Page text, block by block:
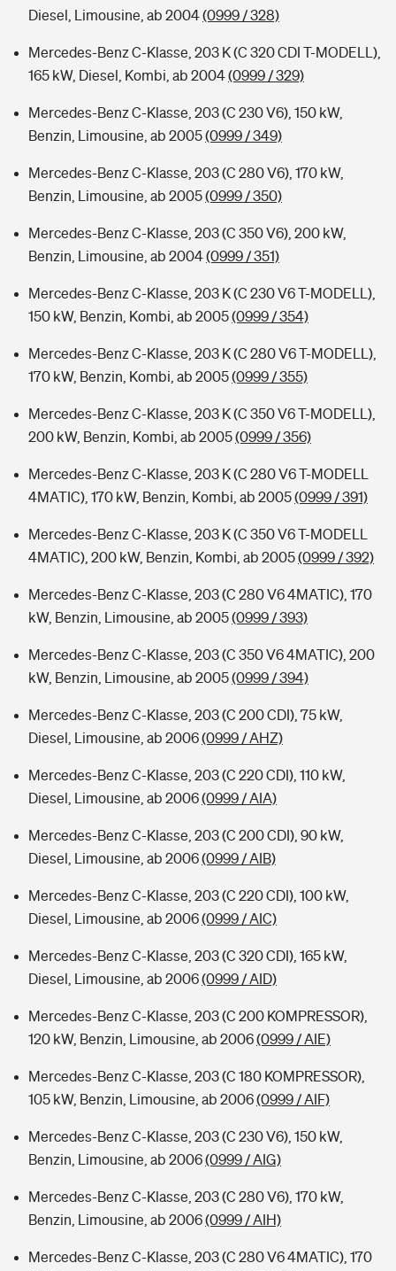
Diesel, Limousine, ab 2004(0999 / 328)
Mercedes-Benz C-Klasse, 203 K (C 320 CDI T-MODELL),
165 kW, Diesel, Kombi, ab 2004(0999 / 329)
Mercedes-Benz C-Klasse, 203 (C 230 V6), 150 kW,
Benzin, Limousine, ab 2005(0999 / 349)
Mercedes-Benz C-Klasse, 203 (C 280 V6), 170 kW,
Benzin, Limousine, ab 2005(0999 / 350)
Mercedes-Benz C-Klasse, 203 (C 350 V6), 200 kW,
Benzin, Limousine, ab 2004(0999 / 351)
Mercedes-Benz C-Klasse, 203 K (C 230 V6 T-MODELL),
150 kW, Benzin, Kombi, ab 2005(0999 / 354)
Mercedes-Benz C-Klasse, 203 K (C 280 V6 T-MODELL),
170 kW, Benzin, Kombi, ab 2005(0999 / 355)
Mercedes-Benz C-Klasse, 203 K (C 350 V6 T-MODELL),
200 kW, Benzin, Kombi, ab 2005(0999 / 356)
Mercedes-Benz C-Klasse, 203 K (C 280 V6 T-MODELL
4MATIC), 170 kW, Benzin, Kombi, ab 2005(0999 / 391)
Mercedes-Benz C-Klasse, 203 K (C 350 V6 T-MODELL
4MATIC), 200 kW, Benzin, Kombi, ab 2005(0999 / 392)
Mercedes-Benz C-Klasse, 203 (C 280 V6 4MATIC), 170
kW, Benzin, Limousine, ab 2005(0999 / 393)
Mercedes-Benz C-Klasse, 203 (C 350 V6 4MATIC), 200
kW, Benzin, Limousine, ab 2005(0999 / 394)
Mercedes-Benz C-Klasse, 203 (C 200 CDI), 75 kW,
Diesel, Limousine, ab 2006(0999 / AHZ)
Mercedes-Benz C-Klasse, 203 (C 220 CDI), 110 kW,
Diesel, Limousine, ab 2006(0999 / AIA)
Mercedes-Benz C-Klasse, 203 (C 200 CDI), 90 kW,
Diesel, Limousine, ab 2006(0999 / AIB)
Mercedes-Benz C-Klasse, 203 (C 220 CDI), 100 kW,
Diesel, Limousine, ab 2006(0999 / AIC)
Mercedes-Benz C-Klasse, 203 (C 320 CDI), 165 kW,
Diesel, Limousine, ab 2006(0999 / AID)
Mercedes-Benz C-Klasse, 203 (C 200 KOMPRESSOR),
120 kW, Benzin, Limousine, ab 2006(0999 / AIE)
Mercedes-Benz C-Klasse, 203 (C 180 KOMPRESSOR),
105 kW, Benzin, Limousine, ab 2006(0999 / AIF)
Mercedes-Benz C-Klasse, 203 (C 230 V6), 150 kW,
Benzin, Limousine, ab 2006(0999 / AIG)
Mercedes-Benz C-Klasse, 203 (C 280 V6), 170 kW,
Benzin, Limousine, ab 2006(0999 / AIH)
Mercedes-Benz C-Klasse, 203 (C 280 V6 4MATIC), 170